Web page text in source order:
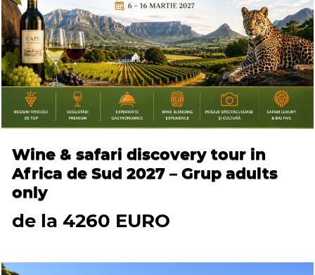
Wine & safari discovery tour in
Africa de Sud 2027 – Grup adults
only
de la 4260 EURO